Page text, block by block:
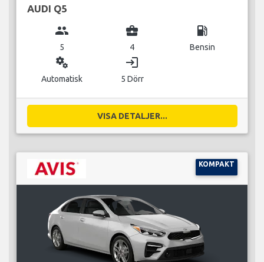
AUDI Q5
group
5
business_center
4
local_gas_station
Bensin
miscellaneous_services
Automatisk
login
5 Dörr
VISA DETALJER...
KOMPAKT